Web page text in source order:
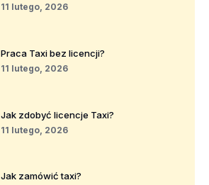
11 lutego, 2026
Praca Taxi bez licencji?
11 lutego, 2026
Jak zdobyć licencje Taxi?
11 lutego, 2026
Jak zamówić taxi?